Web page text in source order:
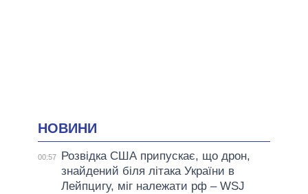
НОВИНИ
00:57
Розвідка США припускає, що дрон,
знайдений біля літака України в
Лейпцигу, міг належати рф – WSJ